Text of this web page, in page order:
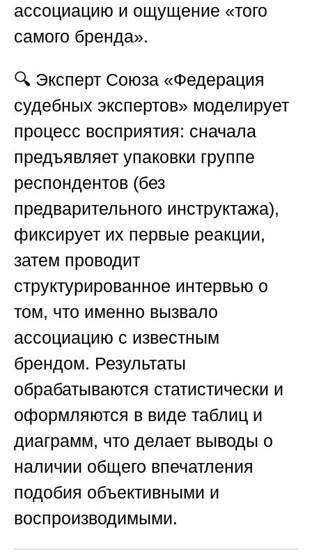
ассоциацию и ощущение «того
самого бренда».
🔍 Эксперт Союза «Федерация
судебных экспертов» моделирует
процесс восприятия: сначала
предъявляет упаковки группе
респондентов (без
предварительного инструктажа),
фиксирует их первые реакции,
затем проводит
структурированное интервью о
том, что именно вызвало
ассоциацию с известным
брендом. Результаты
обрабатываются статистически и
оформляются в виде таблиц и
диаграмм, что делает выводы о
наличии общего впечатления
подобия объективными и
воспроизводимыми.